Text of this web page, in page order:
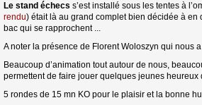
Le stand échecs s’est installé sous les tentes à
rendu) était là au grand complet bien décidée à
bac qui se rapprochent ...
A noter la présence de Florent Woloszyn qui nous
Beaucoup d’animation tout autour de nous,
permettent de faire jouer quelques jeunes
5 rondes de 15 mn KO pour le plaisir et la bonne